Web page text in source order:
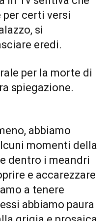
per certi versi
si
eredi.
per la morte di
spiegazione.
abbiamo
momenti della
dentro i meandri
e accarezzare
a tenere
abbiamo paura